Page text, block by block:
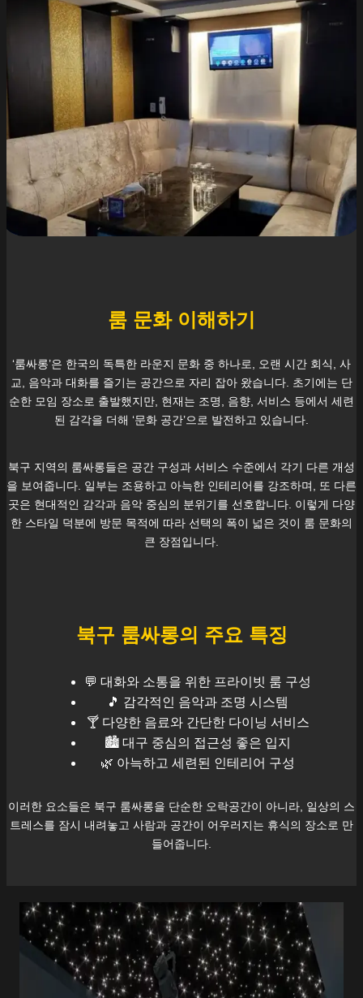
룸 문화 이해하기
‘룸싸롱’은 한국의 독특한 라운지 문화 중 하나로, 오랜 시간 회식, 사
교, 음악과 대화를 즐기는 공간으로 자리 잡아 왔습니다. 초기에는 단
순한 모임 장소로 출발했지만, 현재는 조명, 음향, 서비스 등에서 세련
된 감각을 더해 ‘문화 공간’으로 발전하고 있습니다.
북구 지역의 룸싸롱들은 공간 구성과 서비스 수준에서 각기 다른 개성
을 보여줍니다. 일부는 조용하고 아늑한 인테리어를 강조하며, 또 다른
곳은 현대적인 감각과 음악 중심의 분위기를 선호합니다. 이렇게 다양
한 스타일 덕분에 방문 목적에 따라 선택의 폭이 넓은 것이 룸 문화의
큰 장점입니다.
북구 룸싸롱의 주요 특징
💬 대화와 소통을 위한 프라이빗 룸 구성
🎵 감각적인 음악과 조명 시스템
🍸 다양한 음료와 간단한 다이닝 서비스
🏙️ 대구 중심의 접근성 좋은 입지
🌿 아늑하고 세련된 인테리어 구성
이러한 요소들은 북구 룸싸롱을 단순한 오락공간이 아니라, 일상의 스
트레스를 잠시 내려놓고 사람과 공간이 어우러지는 휴식의 장소로 만
들어줍니다.